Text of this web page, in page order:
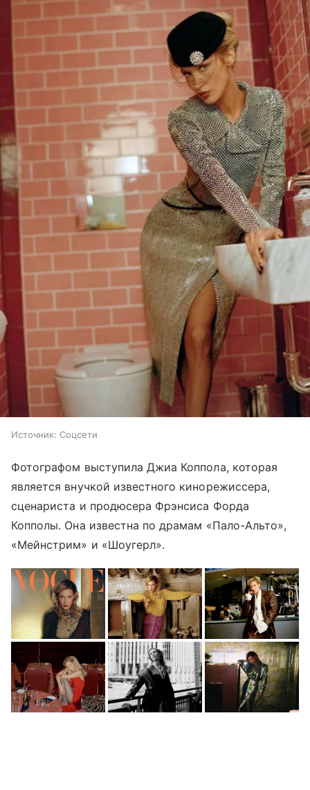
Источник: Соцсети
Фотографом выступила Джиа Коппола, которая
является внучкой известного кинорежиссера,
сценариста и продюсера Фрэнсиса Форда
Копполы. Она известна по драмам «Пало-Альто»,
«Мейнстрим» и «Шоугерл».